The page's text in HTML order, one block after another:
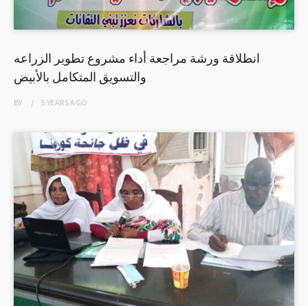
انطلاقة ورشة مراجعة أداء مشروع تطوير الزراعه
والتسويق المتكامل بالأبيض
BY 5 YEARSAGO